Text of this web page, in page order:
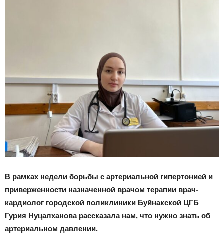
В рамках недели борьбы с артериальной гипертонией и
приверженности назначенной врачом терапии врач-
кардиолог городской поликлиники Буйнакской ЦГБ
Гурия Нуцалханова рассказала нам, что нужно знать об
артериальном давлении.